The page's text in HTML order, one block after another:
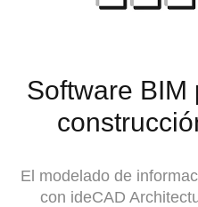
Software BIM
El modelado de
con ideCAD